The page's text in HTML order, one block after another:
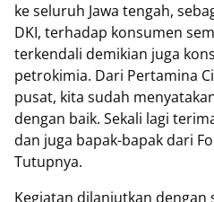
ke seluruh Jawa tengah,
DKI, terhadap konsumen
terkendali demikian juga
petrokimia. Dari Pertamina
pusat, kita sudah
dengan baik. Sekali lagi
dan juga bapak-bapak dari
Tutupnya.
Kegiatan dilanjutkan dengan